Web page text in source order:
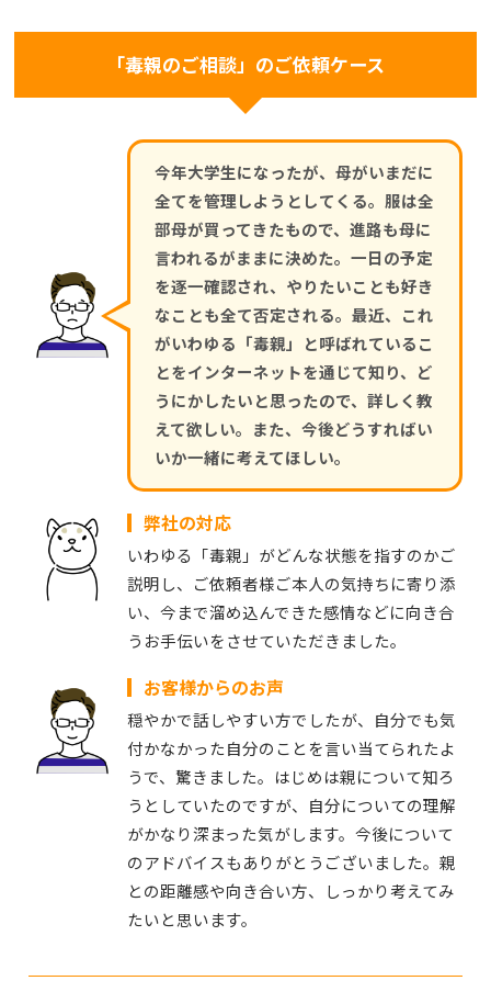
「毒親のご相談」のご依頼ケース
今年大学生になったが、母がいまだに
全てを管理しようとしてくる。服は全
部母が買ってきたもので、進路も母に
言われるがままに決めた。一日の予定
を逐一確認され、やりたいことも好き
なことも全て否定される。最近、これ
がいわゆる「毒親」と呼ばれているこ
とをインターネットを通じて知り、ど
うにかしたいと思ったので、詳しく教
えて欲しい。また、今後どうすればい
いか一緒に考えてほしい。
弊社の対応
いわゆる「毒親」がどんな状態を指すのかご
説明し、ご依頼者様ご本人の気持ちに寄り添
い、今まで溜め込んできた感情などに向き合
うお手伝いをさせていただきました。
お客様からのお声
穏やかで話しやすい方でしたが、自分でも気
付かなかった自分のことを言い当てられたよ
うで、驚きました。はじめは親について知ろ
うとしていたのですが、自分についての理解
がかなり深まった気がします。今後について
のアドバイスもありがとうございました。親
との距離感や向き合い方、しっかり考えてみ
たいと思います。